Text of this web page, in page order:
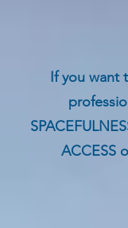
If you want
ACCESS